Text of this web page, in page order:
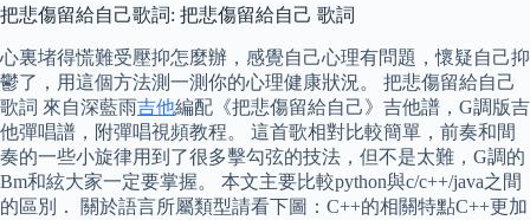
把悲傷留給自己歌詞: 把悲傷留給自己 歌詞
心裏堵得慌難受壓抑怎麼辦，感覺自己心理有問題，懷疑自己抑
鬱了，用這個方法測一測你的心理健康狀況。 把悲傷留給自己
歌詞 來自深藍雨吉他編配《把悲傷留給自己》吉他譜，G調版吉
他彈唱譜，附彈唱視頻教程。 這首歌相對比較簡單，前奏和間
奏的一些小旋律用到了很多擊勾弦的技法，但不是太難，G調的
Bm和絃大家一定要掌握。 本文主要比較python與c/c++/java之間
的區別． 關於語言所屬類型請看下圖：C++的相關特點C++更加